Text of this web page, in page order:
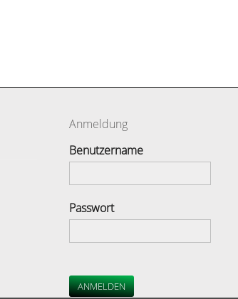
Anmeldung
Benutzername
Passwort
ANMELDEN